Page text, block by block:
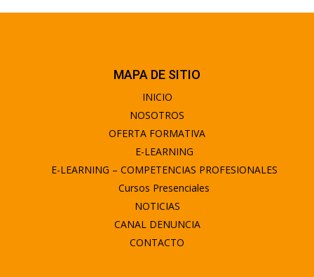
MAPA DE SITIO
INICIO
NOSOTROS
OFERTA FORMATIVA
E-LEARNING
E-LEARNING – COMPETENCIAS PROFESIONALES
Cursos Presenciales
NOTICIAS
CANAL DENUNCIA
CONTACTO